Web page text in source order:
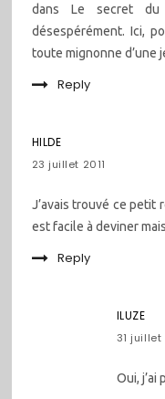
dans Le secret du
désespérément. Ici,
toute mignonne
Reply
HILDE
23 juillet 2011
J’avais trouvé ce petit
est facile à deviner
Reply
ILUZE
31 juillet
Oui, j’ai